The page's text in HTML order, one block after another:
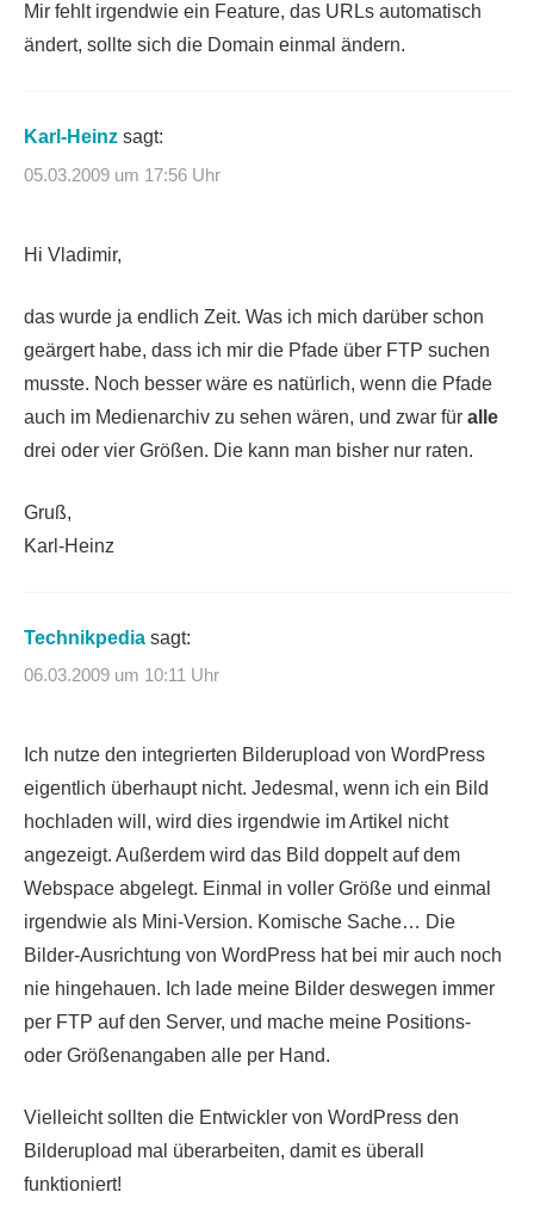
Mir fehlt irgendwie ein Feature, das URLs automatisch
ändert, sollte sich die Domain einmal ändern.
Karl-Heinz sagt:
05.03.2009 um 17:56 Uhr
Hi Vladimir,
das wurde ja endlich Zeit. Was ich mich darüber schon
geärgert habe, dass ich mir die Pfade über FTP suchen
musste. Noch besser wäre es natürlich, wenn die Pfade
auch im Medienarchiv zu sehen wären, und zwar für alle
drei oder vier Größen. Die kann man bisher nur raten.
Gruß,
Karl-Heinz
Technikpedia sagt:
06.03.2009 um 10:11 Uhr
Ich nutze den integrierten Bilderupload von WordPress
eigentlich überhaupt nicht. Jedesmal, wenn ich ein Bild
hochladen will, wird dies irgendwie im Artikel nicht
angezeigt. Außerdem wird das Bild doppelt auf dem
Webspace abgelegt. Einmal in voller Größe und einmal
irgendwie als Mini-Version. Komische Sache… Die
Bilder-Ausrichtung von WordPress hat bei mir auch noch
nie hingehauen. Ich lade meine Bilder deswegen immer
per FTP auf den Server, und mache meine Positions-
oder Größenangaben alle per Hand.
Vielleicht sollten die Entwickler von WordPress den
Bilderupload mal überarbeiten, damit es überall
funktioniert!